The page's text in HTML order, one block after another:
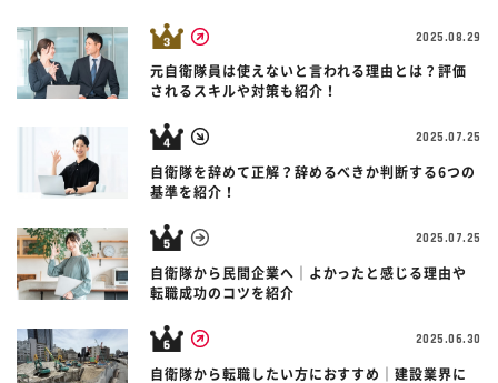
2025.08.29
元自衛隊員は使えないと言われる理由とは？評価
されるスキルや対策も紹介！
2025.07.25
自衛隊を辞めて正解？辞めるべきか判断する6つの
基準を紹介！
2025.07.25
自衛隊から民間企業へ｜よかったと感じる理由や
転職成功のコツを紹介
2025.06.30
自衛隊から転職したい方におすすめ｜建設業界に